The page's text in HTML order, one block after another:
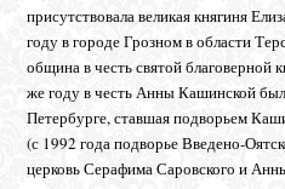
присутствовала великая княгиня
году в городе Грозном в области
община в честь святой
же году в честь Анны Кашинской
Петербурге, ставшая подворьем
(с 1992 года подворье Введено-
церковь Серафима Саровского и